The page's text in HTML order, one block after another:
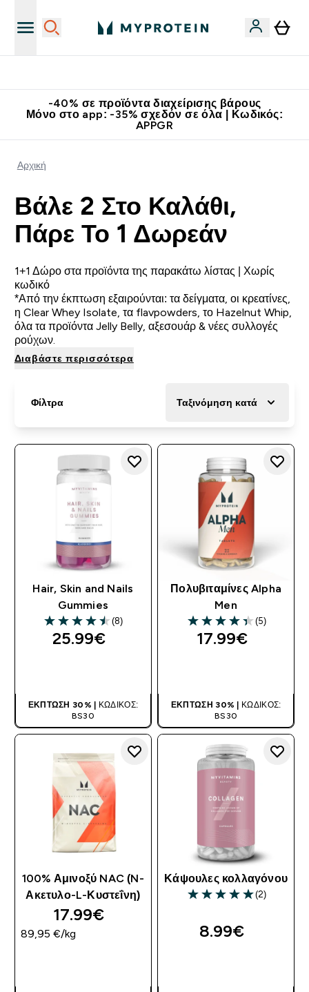
-40% σε προϊόντα διαχείρισης βάρους
Μόνο στο app: -35% σχεδόν σε όλα | Κωδικός:
APPGR
Αρχική
Βάλε 2 Στο Καλάθι,
Πάρε Το 1 Δωρεάν
1+1 Δώρο στα προϊόντα της παρακάτω λίστας | Χωρίς
κωδικό
*Από την έκπτωση εξαιρούνται: τα δείγματα, οι κρεατίνες,
η Clear Whey Isolate, τα flavpowders, το Hazelnut Whip,
όλα τα προϊόντα Jelly Belly, αξεσουάρ & νέες συλλογές
ρούχων.
Διαβάστε περισσότερα
Φίλτρα Ταξινόμηση κατά
Hair, Skin and Nails
Gummies
4.5 out of 5 stars
(8)
25.99€‎
ΈΚΠΤΩΣΗ 30% |
ΚΩΔΙΚΌΣ:
BS30
Πολυβιταμίνες Alpha
Men
4.4 out of 5 stars
(5)
17.99€‎
ΈΚΠΤΩΣΗ 30% |
ΚΩΔΙΚΌΣ:
BS30
100% Αμινοξύ NAC (N-
Ακετυλο-L-Κυστεΐνη)
17.99€‎
89,95 €‎/kg
Κάψουλες κολλαγόνου
5 out of 5 stars
(2)
8.99€‎